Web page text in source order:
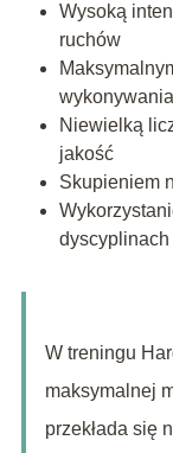
Wysoką
ruchów
Niewielką
jakość
Skupieniem
W treningu
maksymalnej
przekłada się